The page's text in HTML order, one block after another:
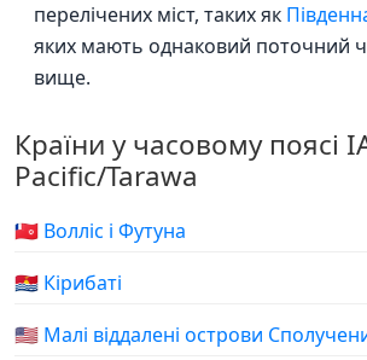
перелічених міст, таких як
яких мають однаковий поточний
вище.
Країни у часовому поясі
Pacific/Tarawa
🇼🇫 Волліс і Футуна
🇰🇮 Кірибаті
🇺🇲 Малі віддалені острови